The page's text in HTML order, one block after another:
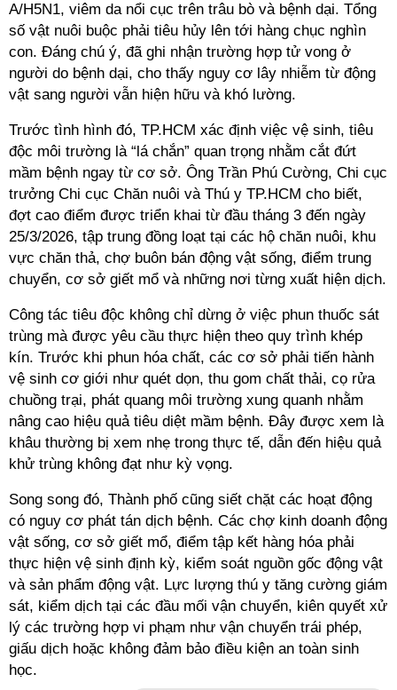
A/H5N1, viêm da nổi cục trên trâu bò và bệnh dại. Tổng
số vật nuôi buộc phải tiêu hủy lên tới hàng chục nghìn
con. Đáng chú ý, đã ghi nhận trường hợp tử vong ở
người do bệnh dại, cho thấy nguy cơ lây nhiễm từ động
vật sang người vẫn hiện hữu và khó lường.
Trước tình hình đó, TP.HCM xác định việc vệ sinh, tiêu
độc môi trường là “lá chắn” quan trọng nhằm cắt đứt
mầm bệnh ngay từ cơ sở. Ông Trần Phú Cường, Chi cục
trưởng Chi cục Chăn nuôi và Thú y TP.HCM cho biết,
đợt cao điểm được triển khai từ đầu tháng 3 đến ngày
25/3/2026, tập trung đồng loạt tại các hộ chăn nuôi, khu
vực chăn thả, chợ buôn bán động vật sống, điểm trung
chuyển, cơ sở giết mổ và những nơi từng xuất hiện dịch.
Công tác tiêu độc không chỉ dừng ở việc phun thuốc sát
trùng mà được yêu cầu thực hiện theo quy trình khép
kín. Trước khi phun hóa chất, các cơ sở phải tiến hành
vệ sinh cơ giới như quét dọn, thu gom chất thải, cọ rửa
chuồng trại, phát quang môi trường xung quanh nhằm
nâng cao hiệu quả tiêu diệt mầm bệnh. Đây được xem là
khâu thường bị xem nhẹ trong thực tế, dẫn đến hiệu quả
khử trùng không đạt như kỳ vọng.
Song song đó, Thành phố cũng siết chặt các hoạt động
có nguy cơ phát tán dịch bệnh. Các chợ kinh doanh động
vật sống, cơ sở giết mổ, điểm tập kết hàng hóa phải
thực hiện vệ sinh định kỳ, kiểm soát nguồn gốc động vật
và sản phẩm động vật. Lực lượng thú y tăng cường giám
sát, kiểm dịch tại các đầu mối vận chuyển, kiên quyết xử
lý các trường hợp vi phạm như vận chuyển trái phép,
giấu dịch hoặc không đảm bảo điều kiện an toàn sinh
học.